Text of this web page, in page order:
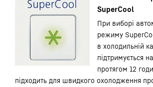
SuperCool
При виборі
режиму
в холодильній
підтримується
протягом 12
підходить для швидкого охолодження